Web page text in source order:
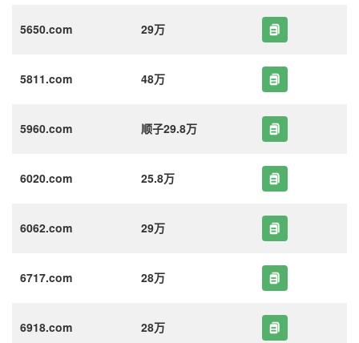
5650.com 29万
5811.com 48万
5960.com 顺子29.8万
6020.com 25.8万
6062.com 29万
6717.com 28万
6918.com 28万